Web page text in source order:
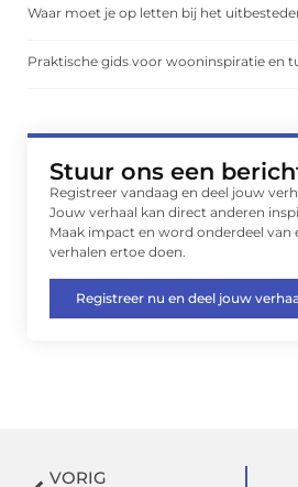
Waar moet je op letten bij het
Praktische gids voor wooninspiratie en
Stuur ons een
Registreer vandaag en deel jouw
Jouw verhaal kan direct anderen
Maak impact en word onderdeel
verhalen ertoe doen.
Registreer nu en deel jouw
VORIG